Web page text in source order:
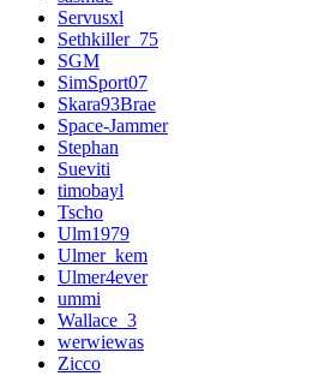
Servusxl
Sethkiller_75
SGM
SimSport07
Skara93Brae
Space-Jammer
Stephan
Sueviti
timobayl
Tscho
Ulm1979
Ulmer_kem
Ulmer4ever
ummi
Wallace_3
werwiewas
Zicco